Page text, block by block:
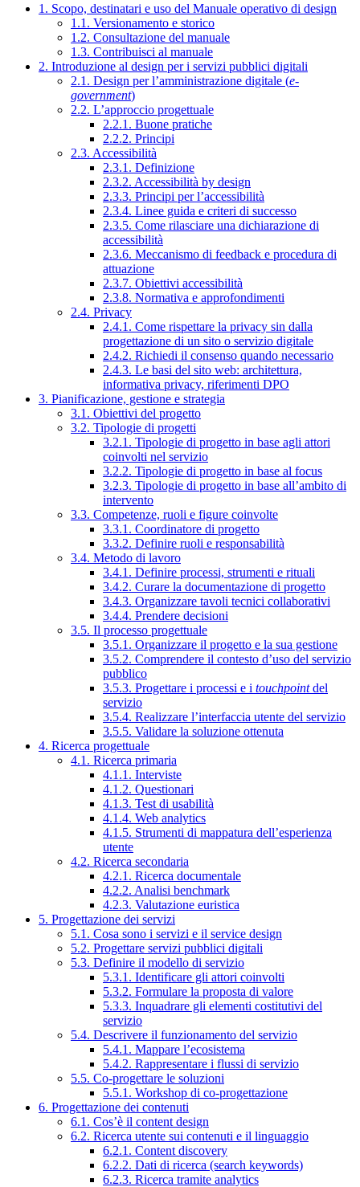
1. Scopo, destinatari e uso del Manuale operativo di design
1.1. Versionamento e storico
1.2. Consultazione del manuale
1.3. Contribuisci al manuale
2. Introduzione al design per i servizi pubblici digitali
2.1. Design per l’amministrazione digitale (e-
government)
2.2. L’approccio progettuale
2.2.1. Buone pratiche
2.2.2. Principi
2.3. Accessibilità
2.3.1. Definizione
2.3.2. Accessibilità by design
2.3.3. Principi per l’accessibilità
2.3.4. Linee guida e criteri di successo
2.3.5. Come rilasciare una dichiarazione di
accessibilità
2.3.6. Meccanismo di feedback e procedura di
attuazione
2.3.7. Obiettivi accessibilità
2.3.8. Normativa e approfondimenti
2.4. Privacy
2.4.1. Come rispettare la privacy sin dalla
progettazione di un sito o servizio digitale
2.4.2. Richiedi il consenso quando necessario
2.4.3. Le basi del sito web: architettura,
informativa privacy, riferimenti DPO
3. Pianificazione, gestione e strategia
3.1. Obiettivi del progetto
3.2. Tipologie di progetti
3.2.1. Tipologie di progetto in base agli attori
coinvolti nel servizio
3.2.2. Tipologie di progetto in base al focus
3.2.3. Tipologie di progetto in base all’ambito di
intervento
3.3. Competenze, ruoli e figure coinvolte
3.3.1. Coordinatore di progetto
3.3.2. Definire ruoli e responsabilità
3.4. Metodo di lavoro
3.4.1. Definire processi, strumenti e rituali
3.4.2. Curare la documentazione di progetto
3.4.3. Organizzare tavoli tecnici collaborativi
3.4.4. Prendere decisioni
3.5. Il processo progettuale
3.5.1. Organizzare il progetto e la sua gestione
3.5.2. Comprendere il contesto d’uso del servizio
pubblico
3.5.3. Progettare i processi e i touchpointdel
servizio
3.5.4. Realizzare l’interfaccia utente del servizio
3.5.5. Validare la soluzione ottenuta
4. Ricerca progettuale
4.1. Ricerca primaria
4.1.1. Interviste
4.1.2. Questionari
4.1.3. Test di usabilità
4.1.4. Web analytics
4.1.5. Strumenti di mappatura dell’esperienza
utente
4.2. Ricerca secondaria
4.2.1. Ricerca documentale
4.2.2. Analisi benchmark
4.2.3. Valutazione euristica
5. Progettazione dei servizi
5.1. Cosa sono i servizi e il service design
5.2. Progettare servizi pubblici digitali
5.3. Definire il modello di servizio
5.3.1. Identificare gli attori coinvolti
5.3.2. Formulare la proposta di valore
5.3.3. Inquadrare gli elementi costitutivi del
servizio
5.4. Descrivere il funzionamento del servizio
5.4.1. Mappare l’ecosistema
5.4.2. Rappresentare i flussi di servizio
5.5. Co-progettare le soluzioni
5.5.1. Workshop di co-progettazione
6. Progettazione dei contenuti
6.1. Cos’è il content design
6.2. Ricerca utente sui contenuti e il linguaggio
6.2.1. Content discovery
6.2.2. Dati di ricerca (search keywords)
6.2.3. Ricerca tramite analytics